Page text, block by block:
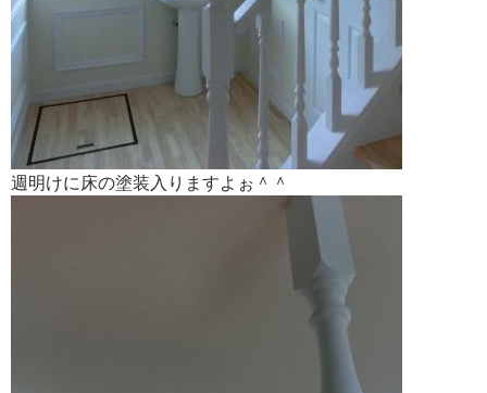
週明けに床の塗装入りますよぉ＾＾